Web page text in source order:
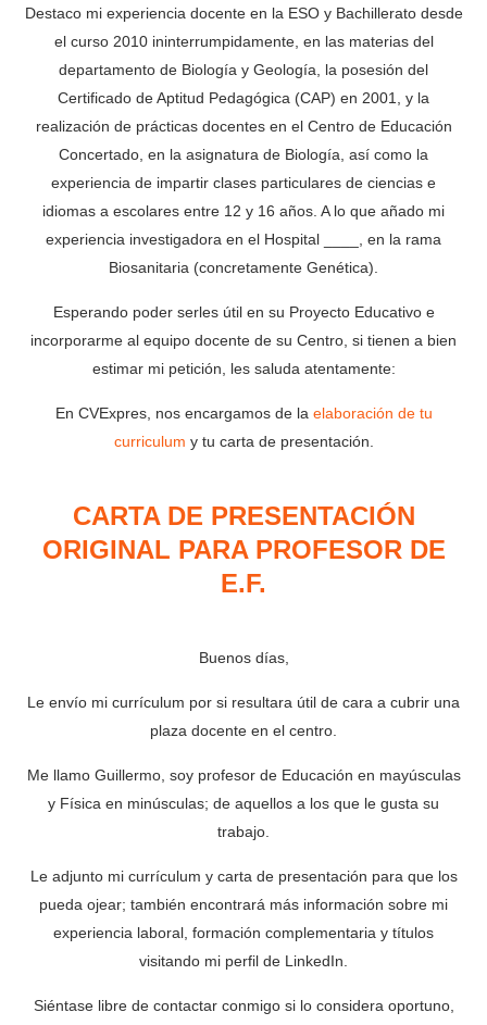
Destaco mi experiencia docente en la ESO y Bachillerato desde
el curso 2010 ininterrumpidamente, en las materias del
departamento de Biología y Geología, la posesión del
Certificado de Aptitud Pedagógica (CAP) en 2001, y la
realización de prácticas docentes en el Centro de Educación
Concertado, en la asignatura de Biología, así como la
experiencia de impartir clases particulares de ciencias e
idiomas a escolares entre 12 y 16 años. A lo que añado mi
experiencia investigadora en el Hospital ____, en la rama
Biosanitaria (concretamente Genética).
Esperando poder serles útil en su Proyecto Educativo e
incorporarme al equipo docente de su Centro, si tienen a bien
estimar mi petición, les saluda atentamente:
En CVExpres, nos encargamos de la elaboración de tu
curriculum y tu carta de presentación.
CARTA DE PRESENTACIÓN
ORIGINAL PARA PROFESOR DE
E.F.
Buenos días,
Le envío mi currículum por si resultara útil de cara a cubrir una
plaza docente en el centro.
Me llamo Guillermo, soy profesor de Educación en mayúsculas
y Física en minúsculas; de aquellos a los que le gusta su
trabajo.
Le adjunto mi currículum y carta de presentación para que los
pueda ojear; también encontrará más información sobre mi
experiencia laboral, formación complementaria y títulos
visitando mi perfil de LinkedIn.
Siéntase libre de contactar conmigo si lo considera oportuno,